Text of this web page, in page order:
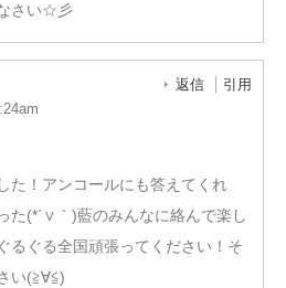
さい☆彡
返信 引用
た！アンコールにも答えてくれ
た(*´∨｀)藍のみんなに絡んで楽し
ぐる全国頑張ってください！そ
い(≧∀≦)